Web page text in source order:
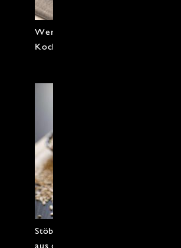
Werfen Sie einen Blick in unser
Kochkurs-Angebot.
Stöbern Sie in Rezepten und
aus dem Leben im Münsterland.